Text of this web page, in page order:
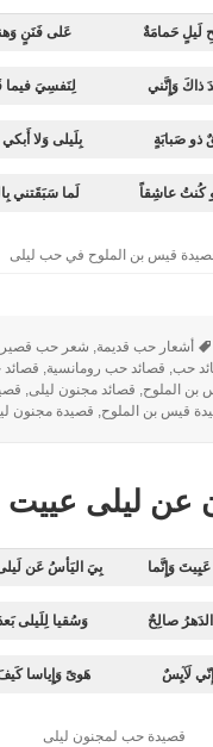
لَيلٍ حَمامَةٌ عَلى فَنَنٍ
ذاكَ وَإِنَّني لِنَفسِيَ فيما
ذو صَبابَةٍ بِلَيلى وَلا
كُنتُ عاشِقاً لَما سَبَقَتني
قيس بن الملوح في حب ليلى
أشعار حب قديمة, شعر حب قصير
حب, قصائد حب رومانسية,
بن الملوح, قصائد مجنون ليلى,
قيس بن الملوح, قصيدة مجنون
عن ليلى عييت
وَإِنَّما بِيَ اليَأسُ عَن
الدَهرُ صالِحٌ وَسُقيا لِلَيلى
لَآيِسٌ هَوىً وَإِياسا
قصيدة حب لمجنون ليلى